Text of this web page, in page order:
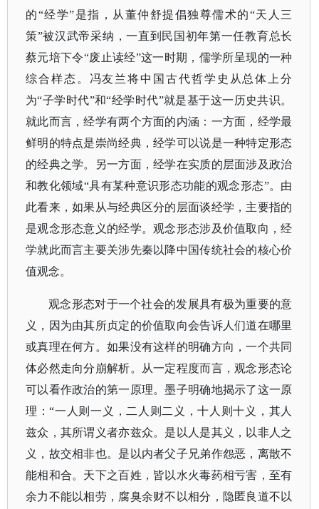
的“经学”是指，从董仲舒提倡独尊儒术的“天人三
策”被汉武帝采纳，一直到民国初年第一任教育总长
蔡元培下令“废止读经”这一时期，儒学所呈现的一种
综合样态。冯友兰将中国古代哲学史从总体上分
为“子学时代”和“经学时代”就是基于这一历史共识。
就此而言，经学有两个方面的内涵：一方面，经学最
鲜明的特点是崇尚经典，经学可以说是一种特定形态
的经典之学。另一方面，经学在实质的层面涉及政治
和教化领域“具有某种意识形态功能的观念形态”。由
此看来，如果从与经典区分的层面谈经学，主要指的
是观念形态意义的经学。观念形态涉及价值取向，经
学就此而言主要关涉先秦以降中国传统社会的核心价
值观念。
观念形态对于一个社会的发展具有极为重要的意
义，因为由其所贞定的价值取向会告诉人们道在哪里
或真理在何方。如果没有这样的明确方向，一个共同
体必然走向分崩解析。从一定程度而言，观念形态论
可以看作政治的第一原理。墨子明确地揭示了这一原
理：“一人则一义，二人则二义，十人则十义，其人
兹众，其所谓义者亦兹众。是以人是其义，以非人之
义，故交相非也。是以内者父子兄弟作怨恶，离散不
能相和合。天下之百姓，皆以水火毒药相亏害，至有
余力不能以相劳，腐臭余财不以相分，隐匿良道不以